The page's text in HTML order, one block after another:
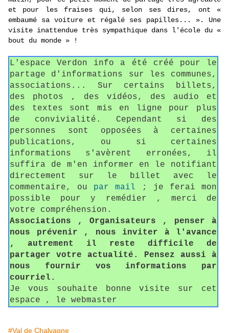
et pour les fraises qui, selon ses dires, ont «
embaumé sa voiture et régalé ses papilles... ». Une
visite inattendue très sympathique dans l'école du «
bout du monde » !
L'espace Verdon info a été créé pour le
partage d'informations sur les communes,
associations... Sur certains billets,
des photos , des vidéos, des audio et
des textes sont mis en ligne pour plus
de convivialité. Cependant si des
personnes sont opposées à certaines
publications, ou si certaines
informations s'avèrent erronées, il
suffira de m'en informer en le notifiant
directement sur le billet avec le
commentaire, ou par mail ; je ferai mon
possible pour y remédier , merci de
votre compréhension.
Associations , Organisateurs , penser à
nous prévenir , nous inviter à l'avance
, autrement il reste difficile de
partager votre actualité. Pensez aussi à
nous fournir vos informations par
courriel.
Je vous souhaite bonne visite sur cet
espace , le webmaster
#Val de Chalvagne